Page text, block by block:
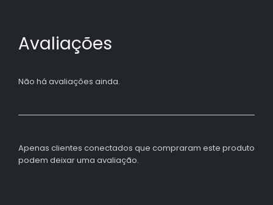
Avaliações
Não há avaliações ainda.
Apenas clientes conectados que compraram este produto
podem deixar uma avaliação.